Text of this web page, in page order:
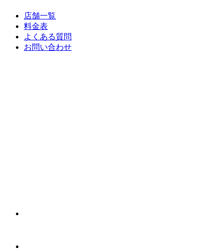
店舗一覧
料金表
よくある質問
お問い合わせ